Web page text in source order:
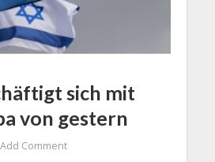
sich mit
von gestern
Add Comment